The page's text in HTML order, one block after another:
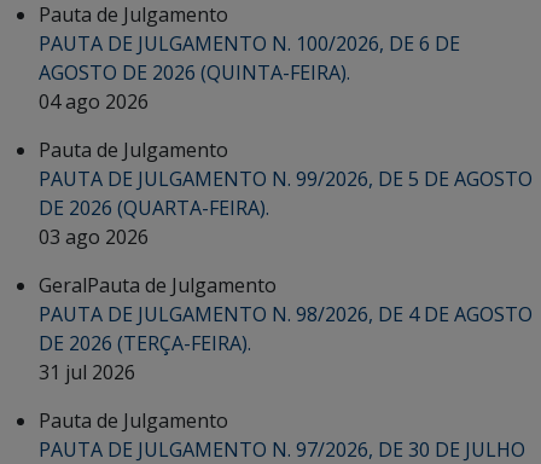
Pauta de Julgamento
PAUTA DE JULGAMENTO N. 100/2026, DE 6 DE
AGOSTO DE 2026 (QUINTA-FEIRA).
04 ago 2026
Pauta de Julgamento
PAUTA DE JULGAMENTO N. 99/2026, DE 5 DE AGOSTO
DE 2026 (QUARTA-FEIRA).
03 ago 2026
GeralPauta de Julgamento
PAUTA DE JULGAMENTO N. 98/2026, DE 4 DE AGOSTO
DE 2026 (TERÇA-FEIRA).
31 jul 2026
Pauta de Julgamento
PAUTA DE JULGAMENTO N. 97/2026, DE 30 DE JULHO